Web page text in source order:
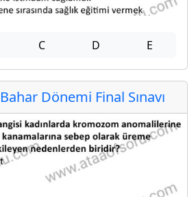
C D E
Dönemi Final Sınavı